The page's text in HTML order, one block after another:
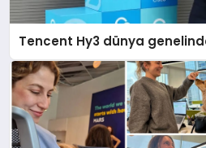
Tencent Hy3 dünya